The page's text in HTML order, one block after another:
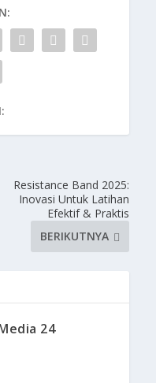
Resistance Band 2025:
Inovasi Untuk Latihan
Efektif & Praktis
BERIKUTNYA
24